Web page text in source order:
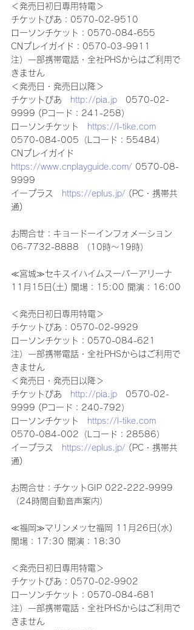
＜発売日初日専用特電＞
チケットぴあ：0570-02-9510
ローソンチケット：0570-084-655
CNプレイガイド：0570-03-9911
注）一部携帯電話・全社PHSからはご利用で
きません
＜発売日・発売日以降＞
チケットぴあ http://pia.jp 0570-02-
9999 (Pコード：241-258）
ローソンチケット https://l-tike.com
0570-084-005（Lコード：55484）
CNプレイガイド
https://www.cnplayguide.com/ 0570-08-
9999
イープラス https://eplus.jp/ (PC・携帯共
通)
お問合せ：キョードーインフォメーション
06-7732-8888 （10時～19時）
≪宮城≫セキスイハイムスーパーアリーナ
11月15日(土) 開場：15:00 開演：16:00
＜発売日初日専用特電＞
チケットぴあ：0570-02-9929
ローソンチケット：0570-084-621
注）一部携帯電話・全社PHSからはご利用で
きません
＜発売日・発売日以降＞
チケットぴあ http://pia.jp 0570-02-
9999 (Pコード：240-792）
ローソンチケット https://l-tike.com
0570-084-002（Lコード：28586）
イープラス https://eplus.jp/ (PC・携帯共
通)
お問合せ：チケットGIP 022-222-9999
（24時間自動音声案内）
≪福岡≫マリンメッセ福岡 11月26日(水)
開場：17:30 開演：18:30
＜発売日初日専用特電＞
チケットぴあ：0570-02-9902
ローソンチケット：0570-084-681
注）一部携帯電話・全社PHSからはご利用で
きません